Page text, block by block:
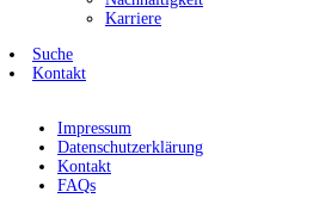
Karriere
Suche
Kontakt
Impressum
Datenschutzerklärung
Kontakt
FAQs